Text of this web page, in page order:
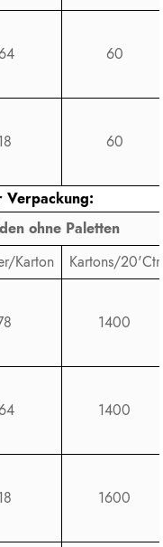
60
60
Verpackung:
ohne Paletten
Karton
Kartons/20'Ctr
1400
1400
1600